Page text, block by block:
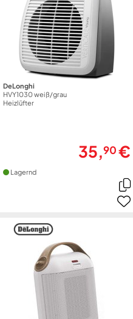
DeLonghi
HVY1030 weiß/grau
Heizlüfter
35,90€
Lagernd